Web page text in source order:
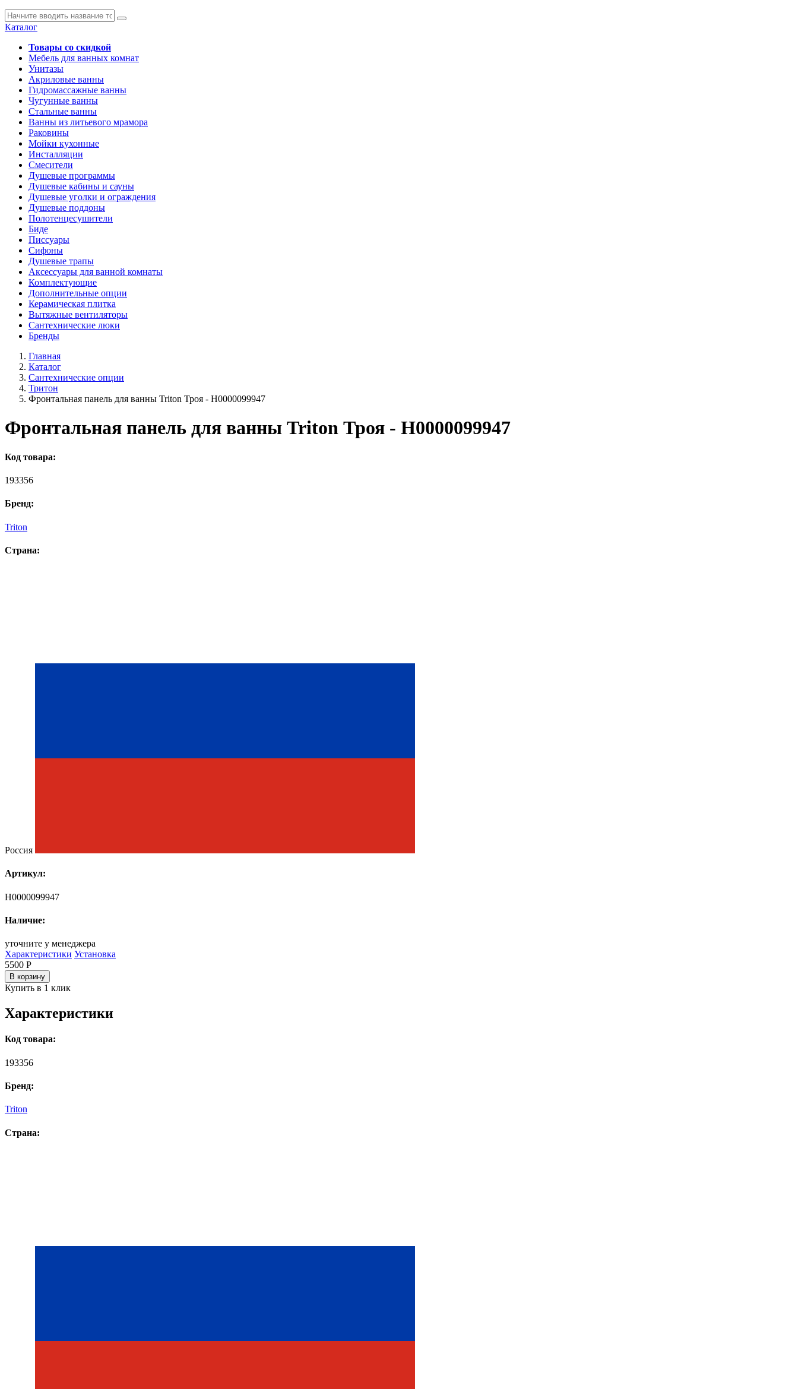
Каталог
Товары со скидкой
Мебель для ванных комнат
Унитазы
Акриловые ванны
Гидромассажные ванны
Чугунные ванны
Стальные ванны
Ванны из литьевого мрамора
Раковины
Мойки кухонные
Инсталляции
Смесители
Душевые программы
Душевые кабины и сауны
Душевые уголки и ограждения
Душевые поддоны
Полотенцесушители
Биде
Писсуары
Сифоны
Душевые трапы
Аксессуары для ванной комнаты
Комплектующие
Дополнительные опции
Керамическая плитка
Вытяжные вентиляторы
Сантехнические люки
Бренды
Главная
Каталог
Сантехнические опции
Тритон
Фронтальная панель для ванны Triton Троя - Н0000099947
Фронтальная панель для ванны Triton Троя - Н0000099947
Код товара:
193356
Бренд:
Triton
Страна:
Россия
Артикул:
Н0000099947
Наличие:
уточните у менеджера
Характеристики Установка
5500 Р
В корзину
Купить в 1 клик
Характеристики
Код товара:
193356
Бренд:
Triton
Страна: